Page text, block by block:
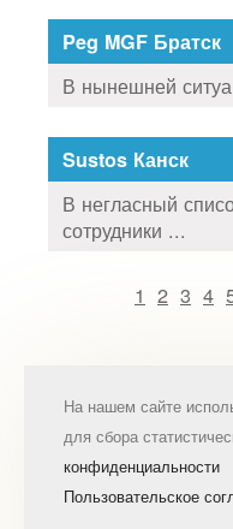
Peg MGF Братск
В нынешней
Sustos Канск
В негласный
сотрудники ...
1 2 3 4
На нашем сайте
для сбора
конфиденциальности
Пользовательское